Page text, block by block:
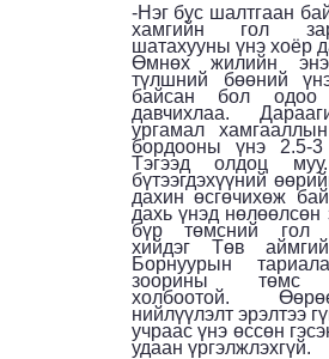
-Нэг бус шалтгаан
хамгийн гол
шатахууны үнэ хоёр
Өмнөх жилийн
түлшний бөөний
байсан бол одоо
давчихлаа.
ургамал
бордооны үнэ 2.5-
Тэгээд олдоц
бүтээгдэхүүний
дахин өсгөчихөж
дахь үнэд нөлөөлсөн
бүр төмсний гол
хийдэг Төв
Борнуурын
зоорины төмс
холбоотой.
нийлүүлэлт эрэлтээ
учраас үнэ өссөн
удаан үргэлжлэхгүй.